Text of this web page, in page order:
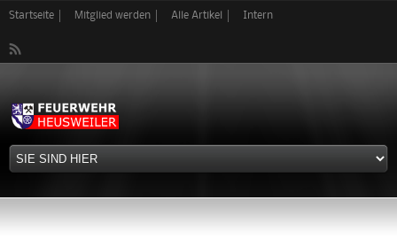
Direkt
Startseite Mitglied werden Alle Artikel Intern